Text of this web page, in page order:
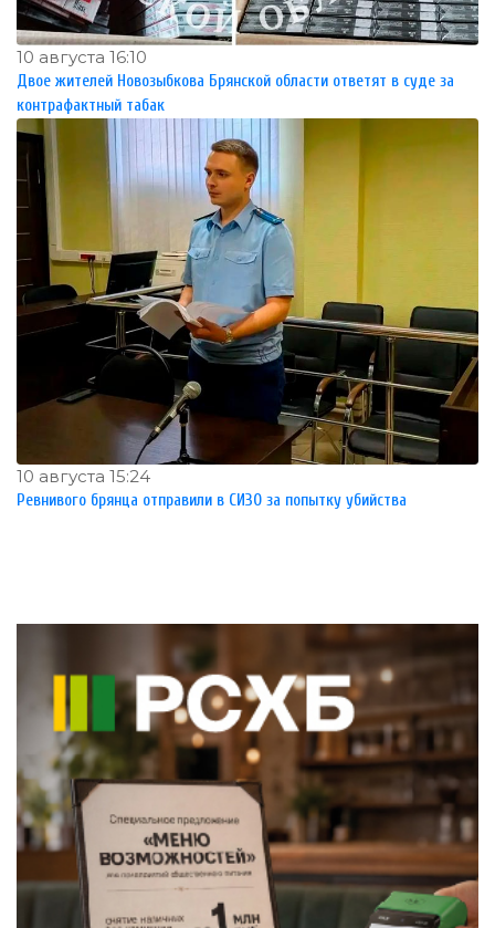
10 августа 16:10
Двое жителей Новозыбкова Брянской области ответят в суде за
контрафактный табак
10 августа 15:24
Ревнивого брянца отправили в СИЗО за попытку убийства